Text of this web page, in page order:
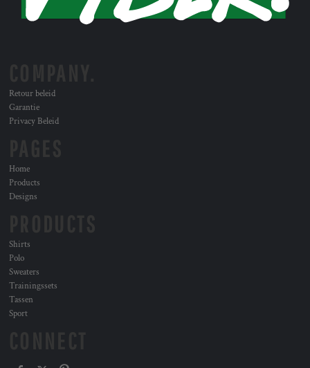
Retour beleid
Garantie
Privacy Beleid
Home
Products
Designs
Shirts
Polo
Sweaters
Trainingssets
Tassen
Sport